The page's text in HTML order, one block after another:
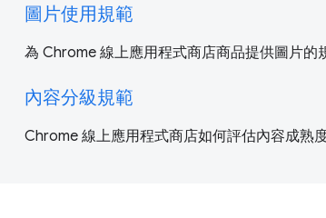
圖片使用規範
為 Chrome 線上應用程式商店商品提供圖片的
內容分級規範
Chrome 線上應用程式商店如何評估內容成熟度